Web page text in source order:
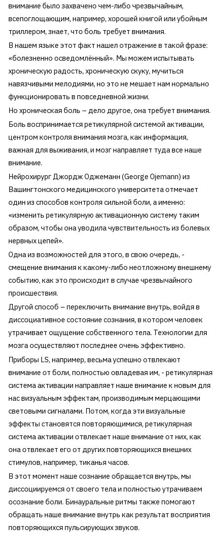
внимание было захвачено чем-либо чрезвычайным,
всепоглощающим, например, хорошей книгой или убойным
триллером, знает, что боль требует внимания.
В нашем языке этот факт нашел отражение в такой фразе:
«болезненно осведомлённый». Мы можем испытывать
хроническую радость, хроническую скуку, мучиться
навязчивыми мелодиями, но это не мешает нам нормально
функционировать в повседневной жизни.
Но хроническая боль – дело другое, она требует внимания.
Боль воспринимается ретикулярной системой активации,
центром контроля внимания мозга, как информация,
важная для выживания, и мозг направляет туда все наше
внимание.
Нейрохирург Джордж Оджеманн (George Ojemann) из
Вашингтонского медицинского университета отмечает
один из способов контроля сильной боли, а именно:
«изменить ретикулярную активационную систему таким
образом, чтобы она уводила чувствительность из болевых
нервных цепей».
Одна из возможностей для этого, в свою очередь, -
смещение внимания к какому-либо неотложному внешнему
событию, как это происходит в случае чрезвычайного
происшествия.
Другой способ – переключить внимание внутрь, войдя в
диссоциативное состояние сознания, в котором человек
утрачивает ощущение собственного тела. Технологии для
мозга осуществляют последнее очень эффективно.
Приборы LS, например, весьма успешно отвлекают
внимание от боли, полностью овладевая им, - ретикулярная
система активации направляет наше внимание к новым для
нас визуальным эффектам, производимым мерцающими
световыми сигналами. Потом, когда эти визуальные
эффекты становятся повторяющимися, ретикулярная
система активации отвлекает наше внимание от них, как
она отвлекает его от других повторяющихся внешних
стимулов, например, тиканья часов.
В этот момент наше сознание обращается внутрь, мы
диссоциируемся от своего тела и полностью утрачиваем
осознание боли. Бинауральные ритмы также помогают
обращать наше внимание внутрь как результат восприятия
повторяющихся пульсирующих звуков.